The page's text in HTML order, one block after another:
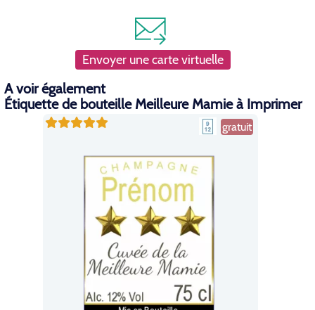
Envoyer une carte virtuelle
A voir également
Étiquette de bouteille Meilleure Mamie à Imprimer
gratuit